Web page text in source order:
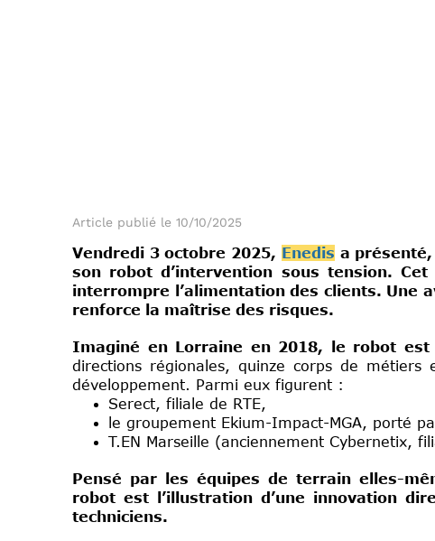
Article publié le 10/10/2025
Vendredi 3 octobre 2025, Enedis a
son robot d’intervention sous tension.
interrompre l’alimentation des clients. Une
renforce la maîtrise des risques.
Imaginé en Lorraine en 2018, le robot
directions régionales, quinze corps de
développement. Parmi eux figurent :
Serect, filiale de RTE,
le groupement Ekium-Impact-MGA, porté
T.EN Marseille (anciennement Cybernetix,
Pensé par les équipes de terrain elles-
robot est l’illustration d’une innovation
techniciens.